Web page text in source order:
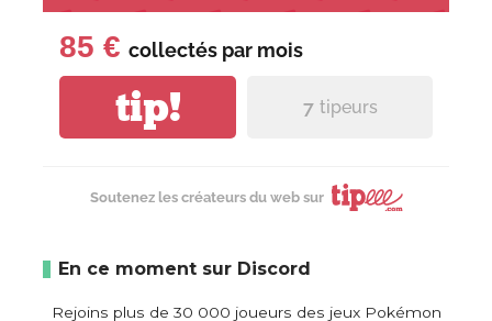
85 € collectés par mois
tip! 7 tipeurs
Soutenez les créateurs du web sur
En ce moment sur Discord
Rejoins plus de 30 000 joueurs des jeux Pokémon